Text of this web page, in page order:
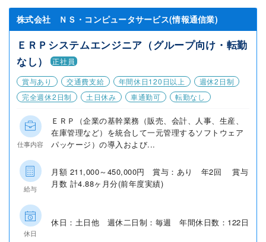
株式会社 ＮＳ・コンピュータサービス(情報通信業)
ＥＲＰシステムエンジニア（グループ向け・転勤
なし）
正社員
賞与あり
交通費支給 年間休日120日以上
週休2日制
完全週休2日制
土日休み 車通勤可 転勤なし
仕事内容
ＥＲＰ（企業の基幹業務（販売、会計、人事、生産、
在庫管理など）を統合して一元管理するソフトウェア
パッケージ）の導入および...
給与
月額 211,000～450,000円 賞与：あり 年2回 賞与
月数 計4.88ヶ月分(前年度実績)
休日
休日：土日他 週休二日制：毎週 年間休日数：122日